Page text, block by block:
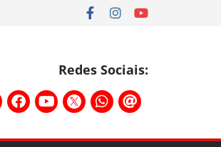
Redes Sociais: